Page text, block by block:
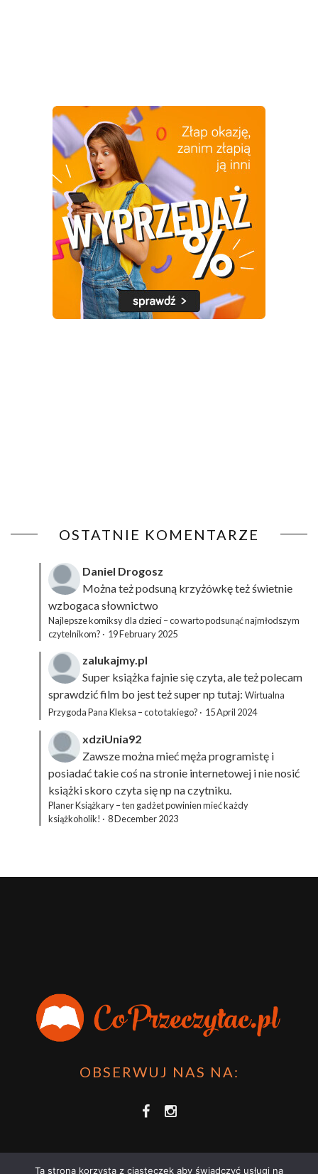
OSTATNIE KOMENTARZE
Daniel Drogosz
Można też podsuną krzyżówkęteż świetnie
wzbogaca słownictwo
Najlepsze komiksy dla dzieci – co warto podsunąć najmłodszym
czytelnikom? · 19 February 2025
zalukajmy.pl
Super książka fajnie się czyta, ale też polecam
sprawdzić film bo jest też super np tutaj: Wirtualna
Przygoda Pana Kleksa – co to takiego? · 15 April 2024
xdziUnia92
Zawsze można mieć męża programistę i
posiadać takie coś na stronie internetowej i nie nosić
książki skoro czyta się np na czytniku.
Planer Książkary – ten gadżet powinien mieć każdy
książkoholik! · 8 December 2023
OBSERWUJ NAS NA:
Ta strona korzysta z ciasteczek aby świadczyć usługi na